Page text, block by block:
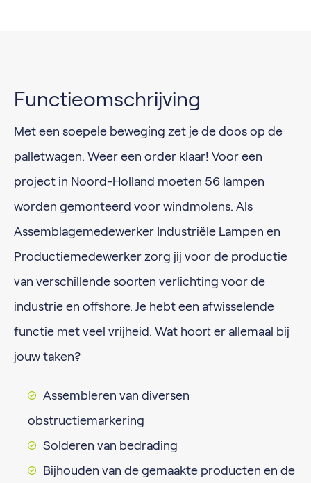
Functieomschrijving
Met een soepele beweging zet je de doos op de
palletwagen. Weer een order klaar! Voor een
project in Noord-Holland moeten 56 lampen
worden gemonteerd voor windmolens. Als
Assemblagemedewerker Industriële Lampen en
Productiemedewerker zorg jij voor de productie
van verschillende soorten verlichting voor de
industrie en offshore. Je hebt een afwisselende
functie met veel vrijheid. Wat hoort er allemaal bij
jouw taken?
Assembleren van diversen
obstructiemarkering
Solderen van bedrading
Bijhouden van de gemaakte producten en de